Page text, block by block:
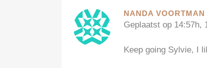
NANDA VOORTMAN
Geplaatst op 14:57h,
Keep going Sylvie, I